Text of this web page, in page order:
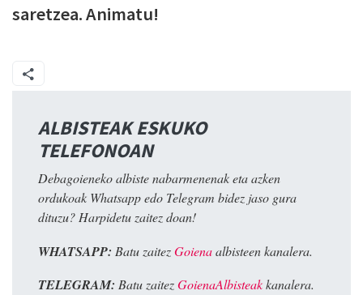
saretzea. Animatu!
ALBISTEAK ESKUKO
TELEFONOAN
Debagoieneko albiste nabarmenenak eta azken
ordukoak Whatsapp edo Telegram bidez jaso gura
dituzu? Harpidetu zaitez doan!
WHATSAPP: Batu zaitezGoienaalbisteen kanalera.
TELEGRAM: Batu zaitezGoienaAlbisteakkanalera.